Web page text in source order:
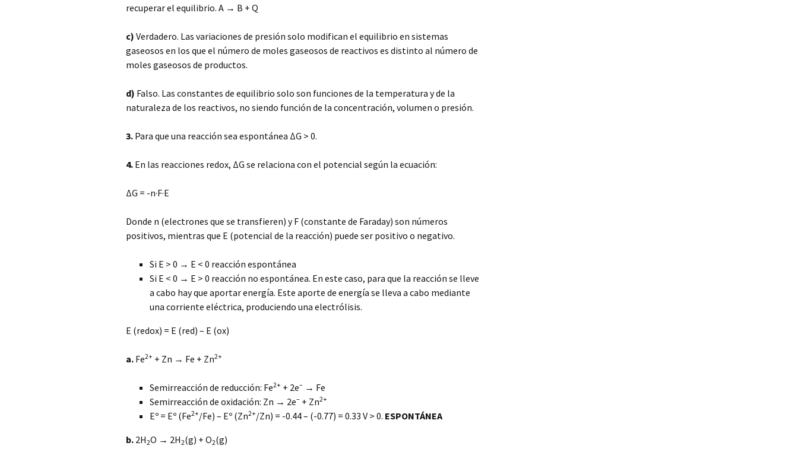
recuperar el equilibrio. A → B + Q
c) Verdadero. Las variaciones de presión solo modifican el equilibrio en sistemas
gaseosos en los que el número de moles gaseosos de reactivos es distinto al número de
moles gaseosos de productos.
d) Falso. Las constantes de equilibrio solo son funciones de la temperatura y de la
naturaleza de los reactivos, no siendo función de la concentración, volumen o presión.
3. Para que una reacción sea espontánea ΔG > 0.
4. En las reacciones redox, ΔG se relaciona con el potencial según la ecuación:
ΔG = -n·F·E
Donde n (electrones que se transfieren) y F (constante de Faraday) son números
positivos, mientras que E (potencial de la reacción) puede ser positivo o negativo.
Si E > 0 → E < 0 reacción espontánea
Si E < 0 → E > 0 reacción no espontánea. En este caso, para que la reacción se lleve
a cabo hay que aportar energía. Este aporte de energía se lleva a cabo mediante
una corriente eléctrica, produciendo una electrólisis.
E (redox) = E (red) – E (ox)
a. Fe2+ + Zn → Fe + Zn2+
Semirreacción de reducción: Fe2+ + 2e– → Fe
Semirreacción de oxidación: Zn → 2e– + Zn2+
Eº = Eº (Fe2+/Fe) – Eº (Zn2+/Zn) = -0.44 – (-0.77) = 0.33 V > 0. ESPONTÁNEA
b. 2H2O → 2H2(g) + O2(g)